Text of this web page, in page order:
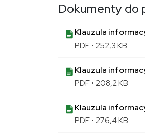
Dokumenty do
Klauzula
PDF • 252,3 KB
Klauzula
PDF • 208,2 KB
Klauzula
PDF • 276,4 KB